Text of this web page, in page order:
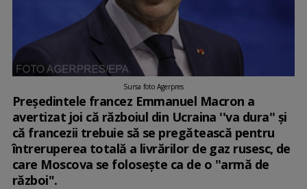
Sursa foto Agerpres
Preşedintele francez Emmanuel Macron a
avertizat joi că războiul din Ucraina ''va dura'' şi
că francezii trebuie să se pregătească pentru
întreruperea totală a livrărilor de gaz rusesc, de
care Moscova se foloseşte ca de o ''armă de
război".